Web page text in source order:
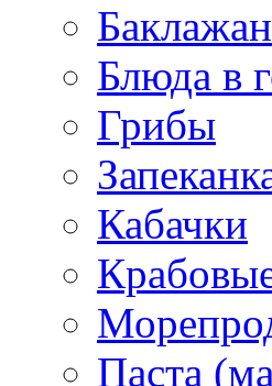
Блюда в
Грибы
Кабачки
Паста